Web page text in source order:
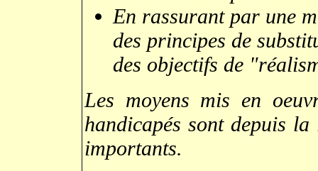
En rassurant par une
des principes de
des objectifs de
Les moyens mis en
handicapés sont depuis
importants.